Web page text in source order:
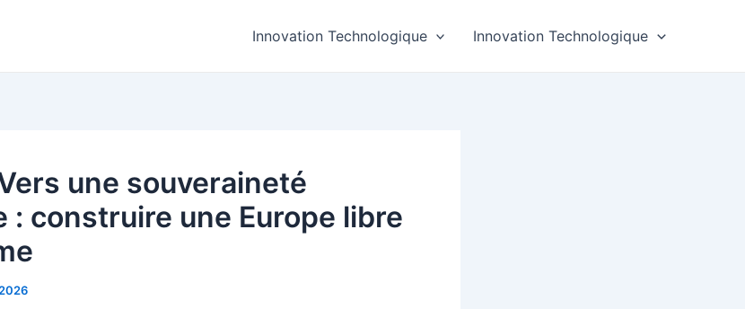
Innovation Technologique Innovation Technologique
une souveraineté
: construire une Europe libre